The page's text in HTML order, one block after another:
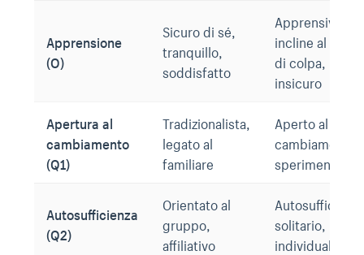
Apprensione
(O)
Sicuro di sé,
tranquillo,
soddisfatto
Apprensivo,
incline al
di colpa,
insicuro
Apertura al
cambiamento
(Q1)
Tradizionalista,
legato al
familiare
Aperto al
cambiamento,
sperimentale
Autosufficienza
(Q2)
Orientato al
gruppo,
affiliativo
solitario,
individualista